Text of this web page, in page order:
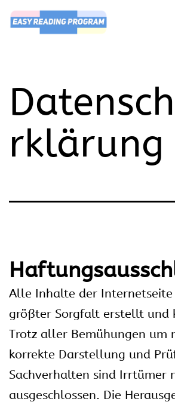
Zum
Inhalt
Program
rklärung
Alle Inhalte der
größter Sorgfalt erstellt und
Trotz aller Bemühungen um
korrekte Darstellung und
Sachverhalten sind Irrtümer
ausgeschlossen. Die